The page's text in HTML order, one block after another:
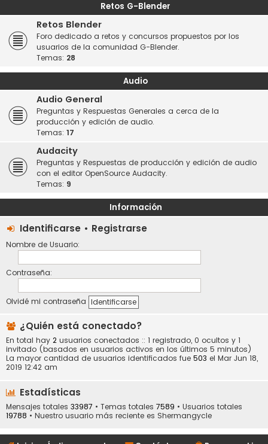
Retos G-Blender
Retos Blender
Foro dedicado a retos y concursos propuestos por los
usuarios de la comunidad G-Blender.
Temas: 28
Audio
Audio General
Preguntas y Respuestas Generales a cerca de la
producción y edición de audio.
Temas: 17
Audacity
Preguntas y Respuestas de producción y edición de audio
con el editor OpenSource Audacity.
Temas: 9
Información
Identificarse • Registrarse
Nombre de Usuario:
Contraseña:
Olvidé mi contraseña
¿Quién está conectado?
En total hay 2 usuarios conectados :: 1 registrado, 0 ocultos y 1
invitado (basados en usuarios activos en los últimos 5 minutos)
La mayor cantidad de usuarios identificados fue 503 el Mar Jun 18,
2019 12:42 am
Estadísticas
Mensajes totales 33987 • Temas totales 7589 • Usuarios totales
19788 • Nuestro usuario más reciente es Shermangycle